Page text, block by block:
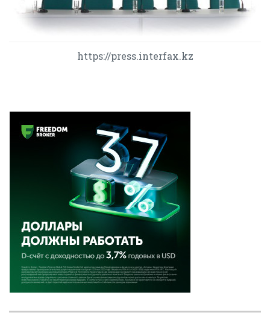
https://press.interfax.kz